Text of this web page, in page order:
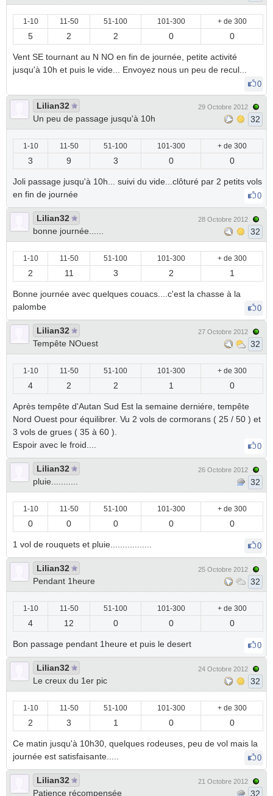
1-10 11-50 51-100 101-300 + de 300
5 2 2 0 0
Vent SE tournant au N NO en fin de journée, petite activité
jusqu'à 10h et puis le vide... Envoyez nous un peu de recul...
0
Lilian32
Un peu de passage jusqu'à 10h
29 Octobre 2012
32
1-10 11-50 51-100 101-300 + de 300
3 9 3 0 0
Joli passage jusqu'à 10h... suivi du vide...clôturé par 2 petits vols
en fin de journée
0
Lilian32
bonne journée......
28 Octobre 2012
32
1-10 11-50 51-100 101-300 + de 300
2 11 3 2 1
Bonne journée avec quelques couacs....c'est la chasse à la
palombe
0
Lilian32
Tempête NOuest
27 Octobre 2012
32
1-10 11-50 51-100 101-300 + de 300
4 2 2 1 0
Après tempête d'Autan Sud Est la semaine derniére, tempête
Nord Ouest pour équilibrer. Vu 2 vols de cormorans ( 25 / 50 ) et
3 vols de grues ( 35 à 60 ).
Espoir avec le froid....
0
Lilian32
pluie...........
26 Octobre 2012
32
1-10 11-50 51-100 101-300 + de 300
0 0 0 0 0
1 vol de rouquets et pluie................. 0
Lilian32
Pendant 1heure
25 Octobre 2012
32
1-10 11-50 51-100 101-300 + de 300
4 12 0 0 0
Bon passage pendant 1heure et puis le desert 0
Lilian32
Le creux du 1er pic
24 Octobre 2012
32
1-10 11-50 51-100 101-300 + de 300
2 3 1 0 0
Ce matin jusqu'à 10h30, quelques rodeuses, peu de vol mais la
journée est satisfaisante.....
0
Lilian32
Patience récompensée
21 Octobre 2012
32